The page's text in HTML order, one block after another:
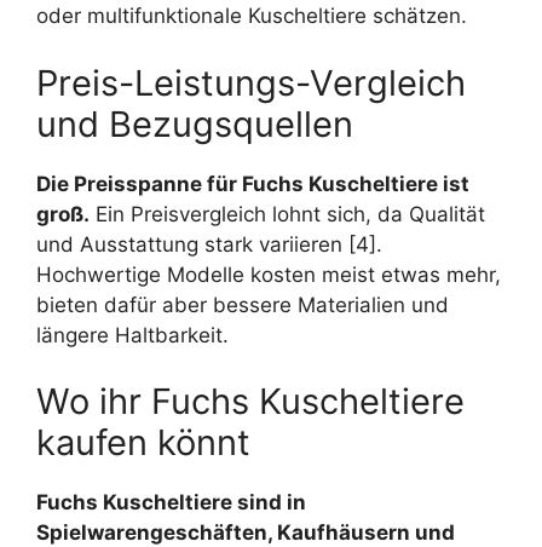
oder multifunktionale Kuscheltiere schätzen.
Preis-Leistungs-Vergleich
und Bezugsquellen
Die Preisspanne für Fuchs Kuscheltiere ist
groß. Ein Preisvergleich lohnt sich, da Qualität
und Ausstattung stark variieren [4].
Hochwertige Modelle kosten meist etwas mehr,
bieten dafür aber bessere Materialien und
längere Haltbarkeit.
Wo ihr Fuchs Kuscheltiere
kaufen könnt
Fuchs Kuscheltiere sind in
Spielwarengeschäften, Kaufhäusern und